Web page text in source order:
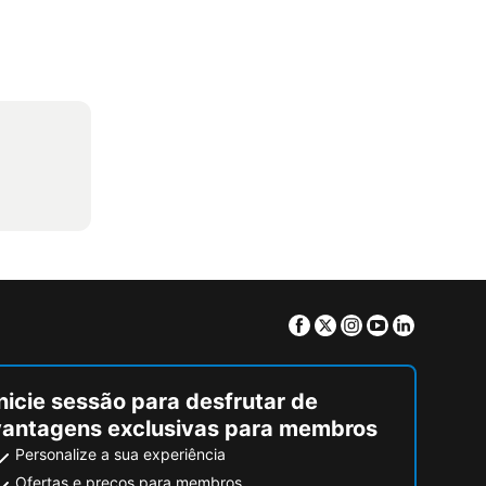
Facebook
TwitterInstagram
Youtube
sessão para desfrutar de
exclusivas para membros
Personalize a sua experiência
Ofertas e preços para membros